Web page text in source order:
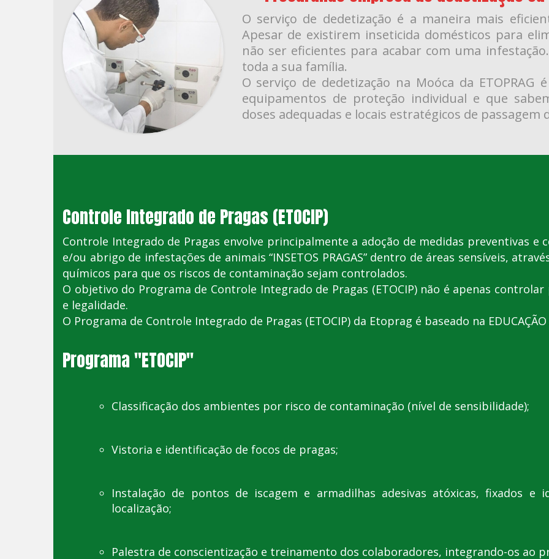
O serviço de dedetização é a maneira mais
Apesar de existirem inseticida domésticos para
não ser eficientes para acabar com uma
toda a sua família.
O serviço de dedetização na Moóca da
equipamentos de proteção individual e que
doses adequadas e locais estratégicos de passagem
Controle Integrado de Pragas (ETOCIP)
Controle Integrado de Pragas envolve principalmente a adoção de medidas preventivas e
e/ou abrigo de infestações de animais “INSETOS PRAGAS” dentro de áreas sensíveis,
químicos para que os riscos de contaminação sejam controlados.
O objetivo do Programa de Controle Integrado de Pragas (ETOCIP) não é apenas
e legalidade.
O Programa de Controle Integrado de Pragas (ETOCIP) da Etoprag é baseado na EDUCAÇÃO
Programa "ETOCIP"
Classificação dos ambientes por risco de contaminação (nível de sensibilidade);
Vistoria e identificação de focos de pragas;
Instalação de pontos de iscagem e armadilhas adesivas atóxicas, fixados e
localização;
Palestra de conscientização e treinamento dos colaboradores, integrando-os ao